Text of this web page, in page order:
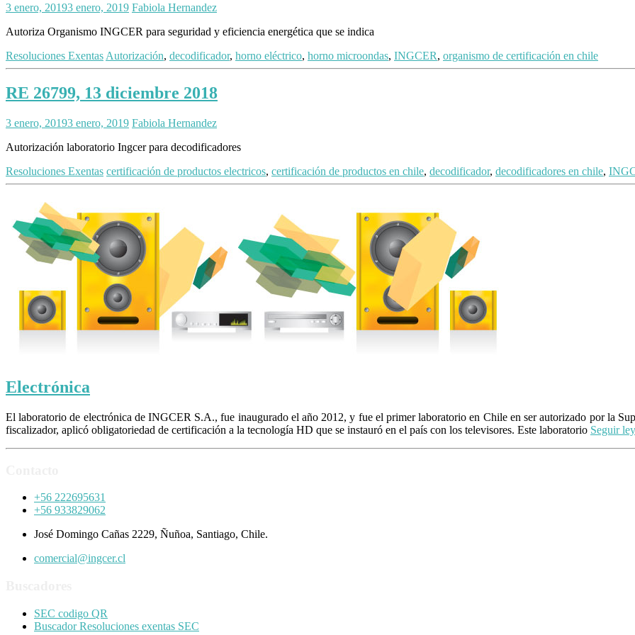
3 enero, 20193 enero, 2019 Fabiola Hernandez
Autoriza Organismo INGCER para seguridad y eficiencia energética que se indica
Resoluciones Exentas Autorización, decodificador, horno eléctrico, horno microondas, INGCER, organismo de certificación en chile
RE 26799, 13 diciembre 2018
3 enero, 20193 enero, 2019 Fabiola Hernandez
Autorización laboratorio Ingcer para decodificadores
Resoluciones Exentas certificación de productos electricos, certificación de productos en chile, decodificador, decodificadores en chile,
Electrónica
El laboratorio de electrónica de INGCER S.A., fue inaugurado el año 2012, y fue el primer laboratorio en Chile en ser autorizado por la
fiscalizador, aplicó obligatoriedad de certificación a la tecnología HD que se instauró en el país con los televisores. Este laboratorio Seguir
+56 222695631
+56 933829062
José Domingo Cañas 2229, Ñuñoa, Santiago, Chile.
comercial@ingcer.cl
SEC codigo QR
Buscador Resoluciones exentas SEC